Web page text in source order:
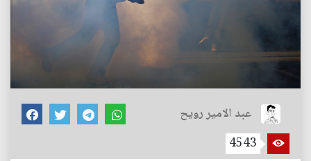
عبد الامير رويح
4543